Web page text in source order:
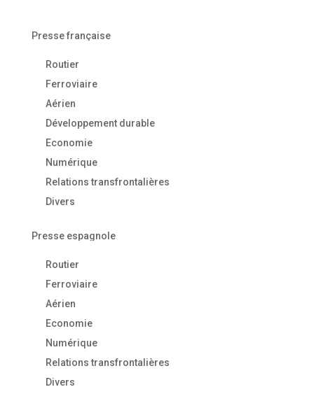
Presse française
Routier
Ferroviaire
Aérien
Développement durable
Economie
Numérique
Relations transfrontalières
Divers
Presse espagnole
Routier
Ferroviaire
Aérien
Economie
Numérique
Relations transfrontalières
Divers